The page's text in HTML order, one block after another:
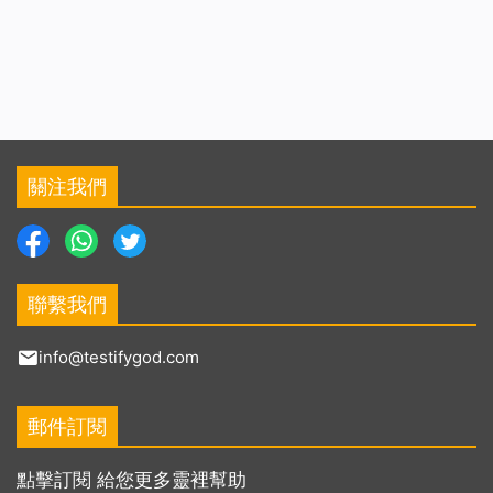
關注我們
聯繫我們
info@testifygod.com
郵件訂閱
點擊訂閱 給您更多靈裡幫助